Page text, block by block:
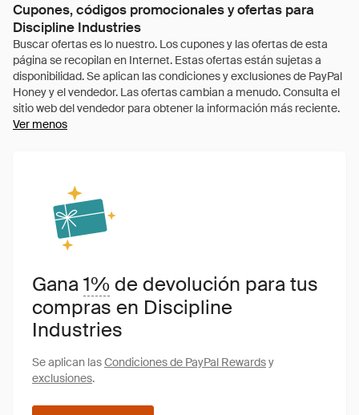
Cupones, códigos promocionales y ofertas para
Discipline Industries
Ver menos
Gana1% de devolución para tus
compras en Discipline
Industries
Se aplican lasCondiciones de PayPal Rewardsy
exclusiones.